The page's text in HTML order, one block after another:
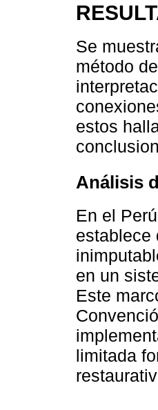
Se
método
estos
Análisis
En el
establece
en un
Este
limitada